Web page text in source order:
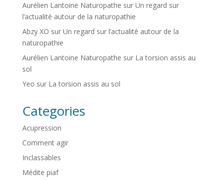
Aurélien Lantoine Naturopathe sur Un regard sur
l’actualité autour de la naturopathie
Abzy XO sur Un regard sur l’actualité autour de la
naturopathie
Aurélien Lantoine Naturopathe sur La torsion assis au
sol
Yeo sur La torsion assis au sol
Categories
Acupression
Comment agir
Inclassables
Médite piaf